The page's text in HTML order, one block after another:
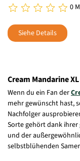
0
Siehe Details
Cream Mandarine
Wenn du ein Fan der
mehr gewünscht hast,
Nachfolger
Sorte gehört dank ihrer
und der
selbstblühenden